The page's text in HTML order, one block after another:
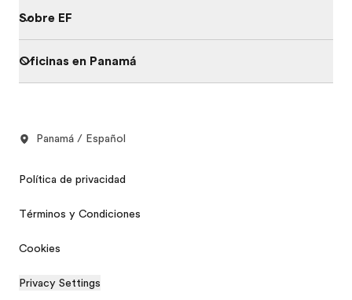
Sobre EF
Oficinas en Panamá
Panamá / Español
Política de privacidad
Términos y Condiciones
Cookies
Privacy Settings